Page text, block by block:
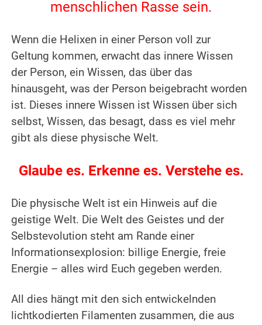
menschlichen Rasse sein.
Wenn die Helixen in einer Person voll zur
Geltung kommen, erwacht das innere Wissen
der Person, ein Wissen, das über das
hinausgeht, was der Person beigebracht worden
ist. Dieses innere Wissen ist Wissen über sich
selbst, Wissen, das besagt, dass es viel mehr
gibt als diese physische Welt.
Glaube es. Erkenne es. Verstehe es.
Die physische Welt ist ein Hinweis auf die
geistige Welt. Die Welt des Geistes und der
Selbstevolution steht am Rande einer
Informationsexplosion: billige Energie, freie
Energie – alles wird Euch gegeben werden.
All dies hängt mit den sich entwickelnden
lichtkodierten Filamenten zusammen, die aus